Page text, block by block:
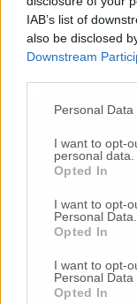
IAB’s list of
also be disclosed
Downstream
Personal
I want to opt-
personal data.
Opted In
I want to opt-
Personal Data.
Opted In
I want to opt-
Personal Data
Opted In
edificio
dunque
costruzioni”.
©